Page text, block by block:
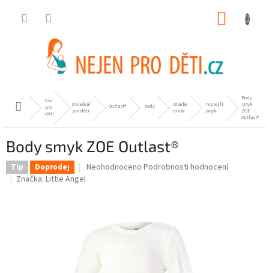
Domů
Vše
pro
děti
Oblečení
pro děti
Outlast® Body
Dlouhý
rukáv
Teplejší
Smyk
Body
smyk
ZOE
Outlast®
Body smyk ZOE Outlast®
Tip Doprodej
Průměrné
Neohodnoceno Podrobnosti hodnocení
Značka: Little Angel